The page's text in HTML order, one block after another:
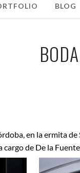
BLOG
en la ermita
cargo de De la